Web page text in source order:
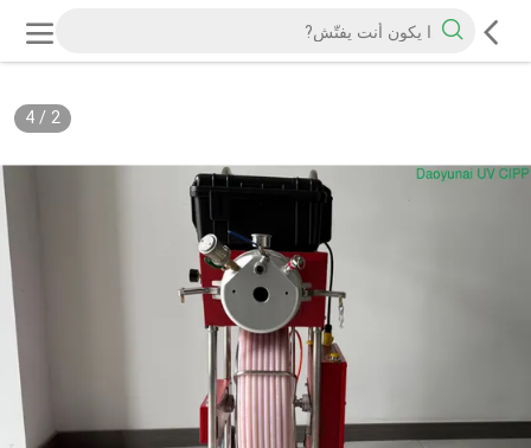
3
/
4